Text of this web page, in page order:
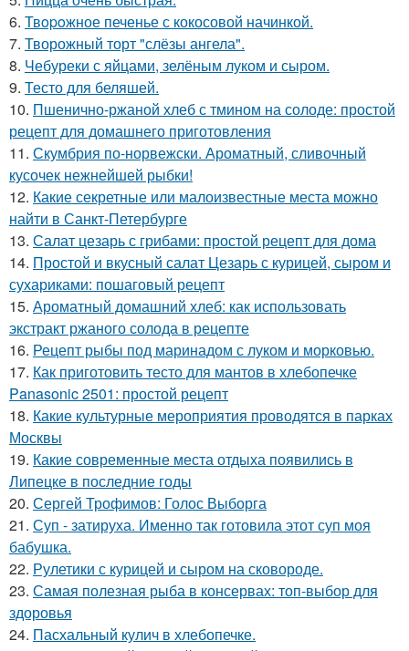
6. Твopoжное печенье с кокосовой начинкой.
7. Творожный торт "слёзы ангела".
8. Чебуреки с яйцами, зелёным луком и сыром.
9. Тесто для беляшей.
10. Пшенично-ржаной хлеб с тмином на солоде: простой
рецепт для домашнего приготовления
11. Скумбрия по-норвежски. Ароматный, сливочный
кусочек нежнейшей рыбки!
12. Какие секретные или малоизвестные места можно
найти в Санкт-Петербурге
13. Салат цезарь с грибами: простой рецепт для дома
14. Простой и вкусный салат Цезарь с курицей, сыром и
сухариками: пошаговый рецепт
15. Ароматный домашний хлеб: как использовать
экстракт ржаного солода в рецепте
16. Рецепт рыбы под маринадом с луком и морковью.
17. Как приготовить тесто для мантов в хлебопечке
Panasonic 2501: простой рецепт
18. Какие культурные мероприятия проводятся в парках
Москвы
19. Какие современные места отдыха появились в
Липецке в последние годы
20. Сергей Трофимов: Голос Выборга
21. Суп - затируха. Именно так готовила этот суп моя
бабушка.
22. Рулетики с курицей и сыром на сковороде.
23. Самая полезная рыба в консервах: топ-выбор для
здоровья
24. Пасхальный кулич в хлебопечке.